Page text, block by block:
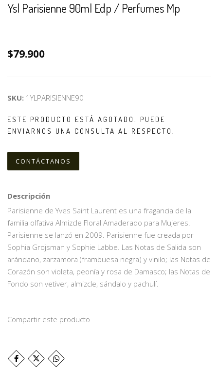
Ysl Parisienne 90ml Edp / Perfumes Mp
$79.900
SKU: 1YLPARISIENNE90
ESTE PRODUCTO ESTÁ AGOTADO. PUEDE
ENVIARNOS UNA CONSULTA AL RESPECTO.
CONTÁCTANOS
Descripción
Parisienne de Yves Saint Laurent es una fragancia de la
familia olfativa Almizcle Floral Amaderado para Mujeres.
Parisienne se lanzó en 2009. Parisienne fue creada por
Sophia Grojsman y Sophie Labbe. Las Notas de Salida son
arándano, zarzamora (frambuesa negra) y vinilo; las Notas de
Corazón son violeta, peonía y rosa de Damasco; las Notas de
Fondo son vetiver, almizcle, sándalo y pachulí.
Compartir este producto